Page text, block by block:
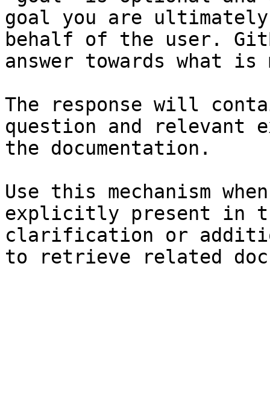
goal you are
behalf of the user.
answer towards what
The response will
question and relevant
the documentation.
Use this mechanism
explicitly present in
clarification or